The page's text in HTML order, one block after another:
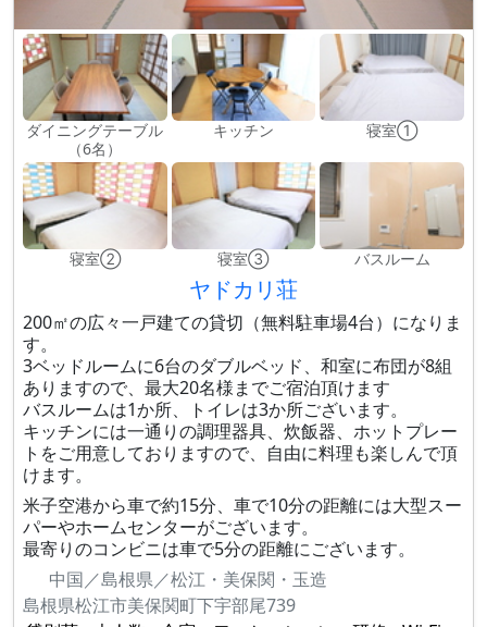
ダイニングテーブル
（6名）
キッチン 寝室①
寝室② 寝室③ バスルーム
ヤドカリ荘
200㎡の広々一戸建ての貸切（無料駐車場4台）になりま
す。
3ベッドルームに6台のダブルベッド、和室に布団が8組
ありますので、最大20名様までご宿泊頂けます
バスルームは1か所、トイレは3か所ございます。
キッチンには一通りの調理器具、炊飯器、ホットプレー
トをご用意しておりますので、自由に料理も楽しんで頂
けます。
米子空港から車で約15分、車で10分の距離には大型スー
パーやホームセンターがございます。
最寄りのコンビニは車で5分の距離にございます。
中国／島根県／松江・美保関・玉造
島根県松江市美保関町下宇部尾739